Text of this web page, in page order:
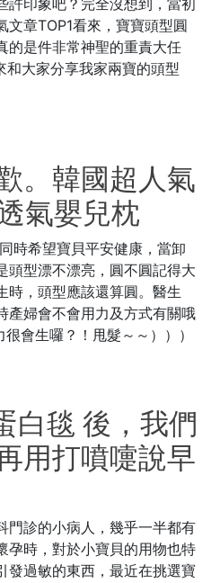
文章TOP1看來，寶寶頭型圓
的是件非常神聖的重責大任
大家分享我家兩寶的頭型
。韓國超人氣
氣嬰兒枕
時希望寶貝平安健康，當卸
頭型漂不漂亮，圓不圓記得大
時，頭型應該還算圓。醫生
產婦會不會用力及方式有關哦
會生囉？！甩髮～～）））
白毯 後，我們
用打噴嚏說早
門診的小病人，幾乎一半都有
孕時，對於小寶貝的用物也特
發過敏的東西，最近在挑選寶